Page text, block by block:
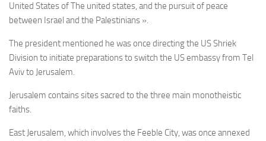
United States of The united states, and the pursuit of peace
between Israel and the Palestinians ».
The president mentioned he was once directing the US Shriek
Division to initiate preparations to switch the US embassy from Tel
Aviv to Jerusalem.
Jerusalem contains sites sacred to the three main monotheistic
faiths.
East Jerusalem, which involves the Feeble City, was once annexed